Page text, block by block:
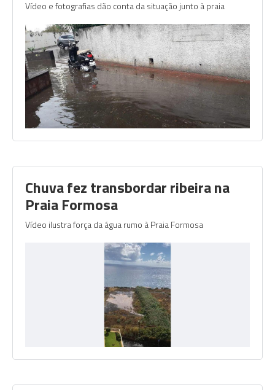
Vídeo e fotografias dão conta da situação junto à praia
Chuva fez transbordar ribeira na
Praia Formosa
Vídeo ilustra força da água rumo à Praia Formosa